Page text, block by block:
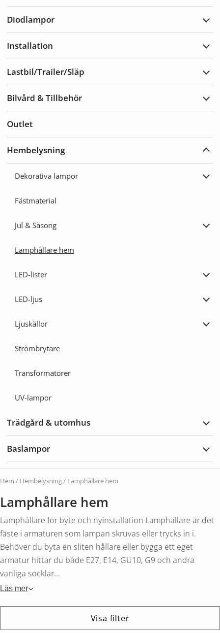
Diodlampor
Installation
Lastbil/Trailer/Släp
Bilvård & Tillbehör
Outlet
Hembelysning
Dekorativa lampor
Fästmaterial
Jul & Säsong
Lamphållare hem
LED-lister
LED-ljus
Ljuskällor
Strömbrytare
Transformatorer
UV-lampor
Trädgård & utomhus
Baslampor
Hem / Hembelysning/ Lamphållare hem
Lamphållare hem
Lamphållare för byte och nyinstallation Lamphållare är det
fäste i armaturen som lampan skruvas eller trycks in i.
Behöver du byta en sliten hållare eller bygga ett eget
armatur hittar du både E27, E14, GU10, G9 och andra
vanliga socklar...
Läs mer
Visa filter